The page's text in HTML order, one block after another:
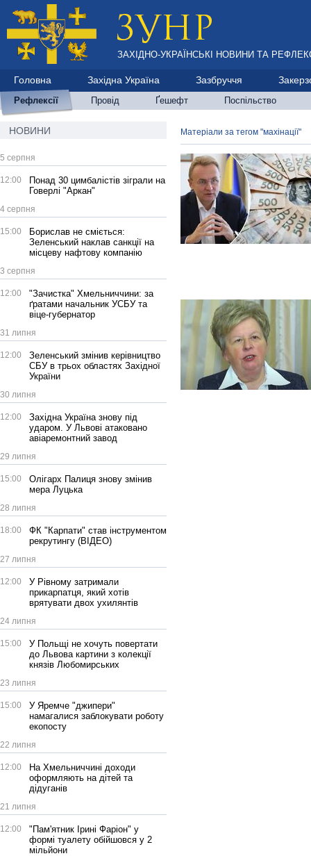
ЗАХІДНО-УКРАЇНСЬКІ НОВИНИ ТА
Головна Західна Україна Зазбруччя
Рефлексії Провід Ґешефт Поспільство
НОВИНИ
5 серпня
12:00
Понад 30 цимбалістів зіграли на
Говерлі "Аркан"
4 серпня
15:00
Борислав не сміється:
Зеленський наклав санкції на
місцеву нафтову компанію
3 серпня
12:00
"Зачистка" Хмельниччини: за
ґратами начальник УСБУ та
віце-губернатор
31 липня
12:00
Зеленський змінив керівництво
СБУ в трьох областях Західної
України
30 липня
12:00
Західна Україна знову під
ударом. У Львові атаковано
авіаремонтний завод
29 липня
15:00
Олігарх Палиця знову змінив
мера Луцька
28 липня
18:00
ФК "Карпати" став інструментом
рекрутингу (ВІДЕО)
27 липня
12:00
У Рівному затримали
прикарпатця, який хотів
врятувати двох ухилянтів
24 липня
15:00
У Польщі не хочуть повертати
до Львова картини з колекції
князів Любомирських
23 липня
15:00
У Яремче "джипери"
намагалися заблокувати роботу
екопосту
22 липня
12:00
На Хмельниччині доходи
оформляють на дітей та
дідуганів
21 липня
12:00
"Пам'ятник Ірині Фаріон" у
формі туалету обійшовся у 2
мільйони
Матеріали за тегом "махінації"